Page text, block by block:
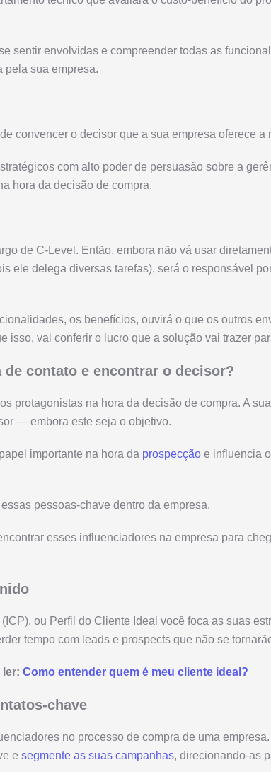
sentir envolvidas e compreender todas as
pela sua empresa.
convencer o decisor que a sua empresa oferece a
com alto poder de persuasão sobre a
hora da decisão de compra.
de C-Level. Então, embora não vá usar
ele delega diversas tarefas), será o responsável
os benefícios, ouvirá o que os outros
isso, vai conferir o lucro que a solução vai trazer
de contato e encontrar o decisor?
protagonistas na hora da decisão de compra. A
— embora este seja o objetivo.
importante na hora da prospecção e influencia
pessoas-chave dentro da empresa.
esses influenciadores na empresa para
ou Perfil do Cliente Ideal você foca as suas
tempo com leads e prospects que não se
ler: Como entender quem é meu cliente ideal?
chave
no processo de compra de uma
e segmente as suas campanhas, direcionando-as